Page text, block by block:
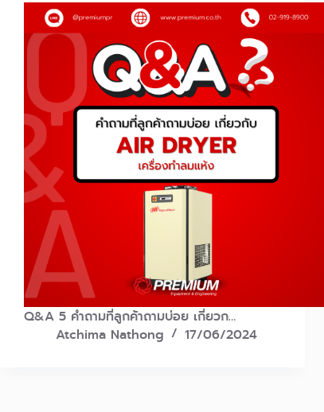
Q&A 5 คำถามที่ลูกค้าถามบ่อย เกี่ยวก…
Atchima Nathong
17/06/2024